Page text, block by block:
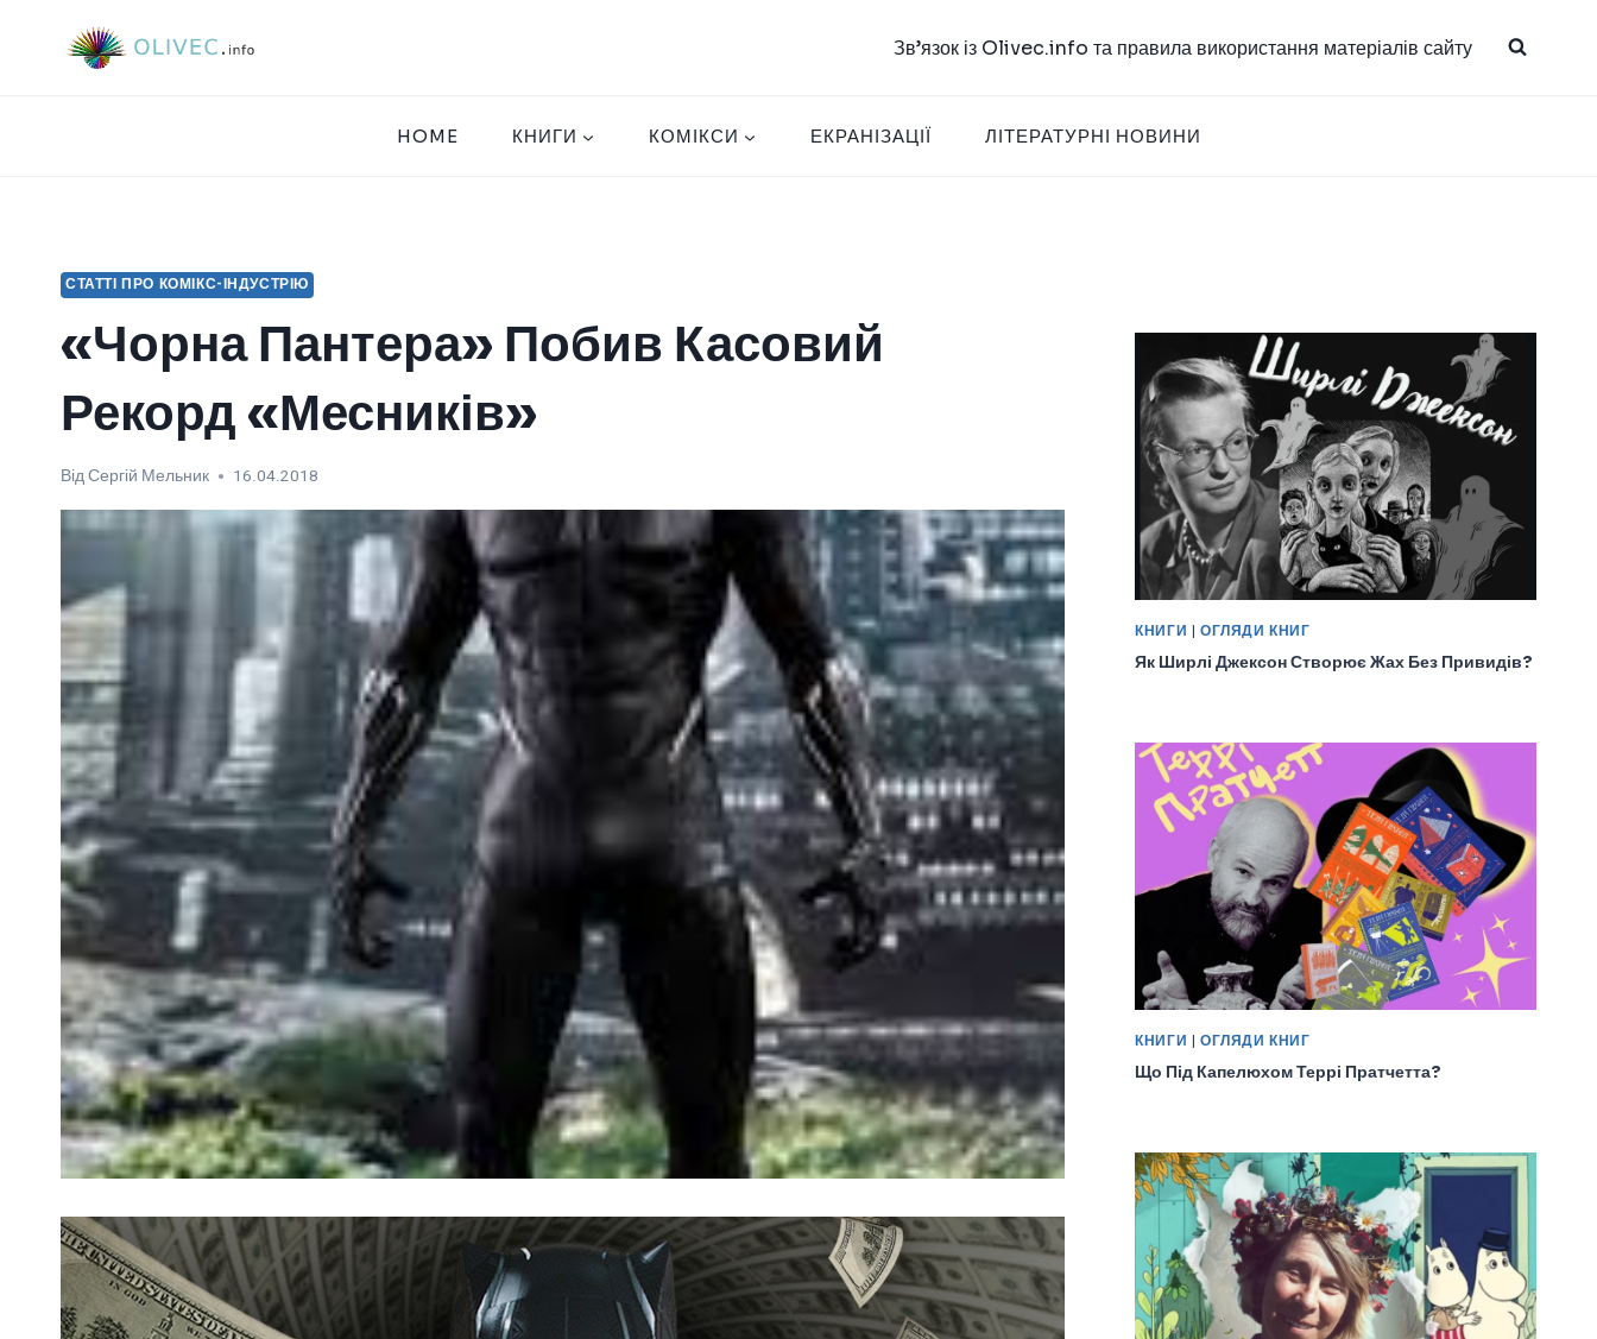
Зв’язок із Olivec.info та правила використання матеріалів сайту
HOME КНИГИ КОМІКСИ ЕКРАНІЗАЦІЇ ЛІТЕРАТУРНІ НОВИНИ
СТАТТІ ПРО КОМІКС-ІНДУСТРІЮ
«Чорна Пантера» Побив Касовий
Рекорд «Месників»
ВідСергій Мельник 16.04.2018
КНИГИ | ОГЛЯДИ КНИГ
Як Ширлі Джексон Створює Жах Без Привидів?
КНИГИ | ОГЛЯДИ КНИГ
Що Під Капелюхом Террі Пратчетта?